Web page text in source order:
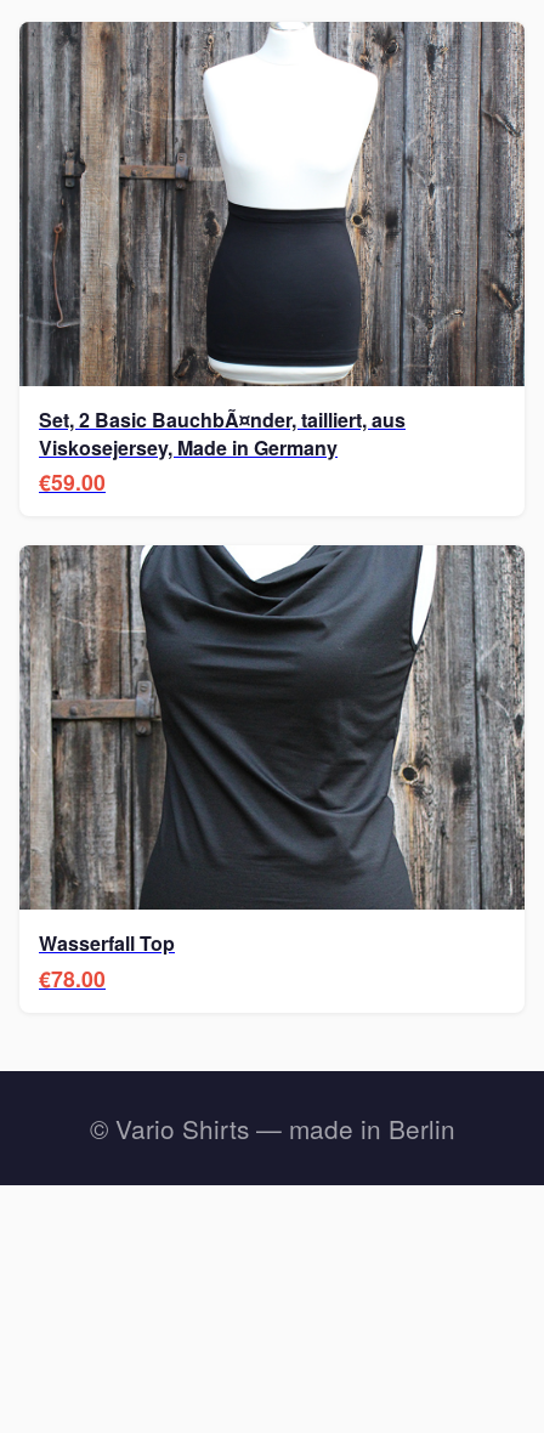
Set, 2 Basic BauchbÃ¤nder, tailliert, aus
Viskosejersey, Made in Germany
€59.00
Wasserfall Top
€78.00
© Vario Shirts — made in Berlin